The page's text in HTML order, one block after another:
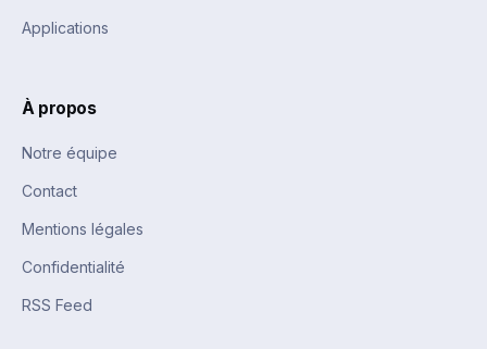
Applications
À propos
Notre équipe
Contact
Mentions légales
Confidentialité
RSS Feed